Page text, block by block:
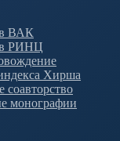
ВАК
в РИНЦ
Хирша
соавторство
монографии